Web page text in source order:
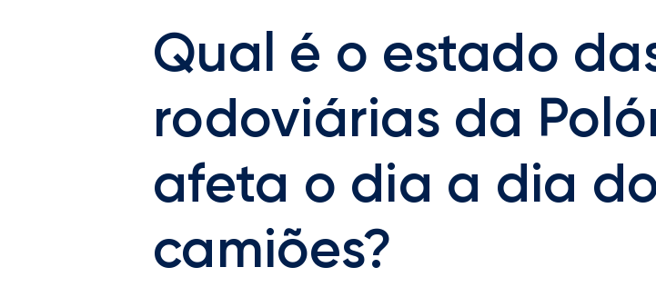
Qual é o estado
rodoviárias da
afeta o dia a dia
camiões?